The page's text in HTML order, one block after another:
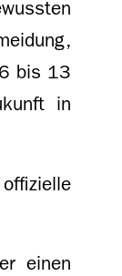
bis 13
in
einen